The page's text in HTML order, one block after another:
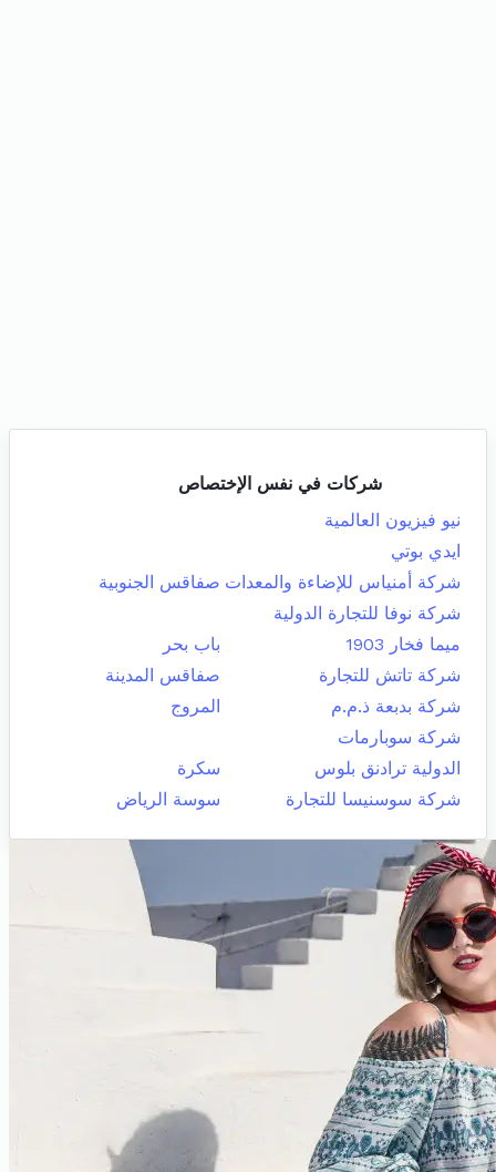
شركات في نفس الإختصاص
نيو فيزيون العالمية
ايدي بوتي
شركة أمنياس للإضاءة والمعدات صفاقس الجنوبية
شركة نوفا للتجارة الدولية
ميما فخار 1903
باب بحر
شركة تاتش للتجارة
صفاقس المدينة
شركة بدبعة ذ.م.م
المروج
شركة سوبارمات
الدولية ترادنق بلوس
سكرة
شركة سوسنيسا للتجارة
سوسة الرياض